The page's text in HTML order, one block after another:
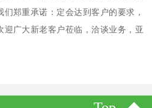
郑重承诺：定会达到客户的要求，
迎广大新老客户莅临，洽谈业务，亚